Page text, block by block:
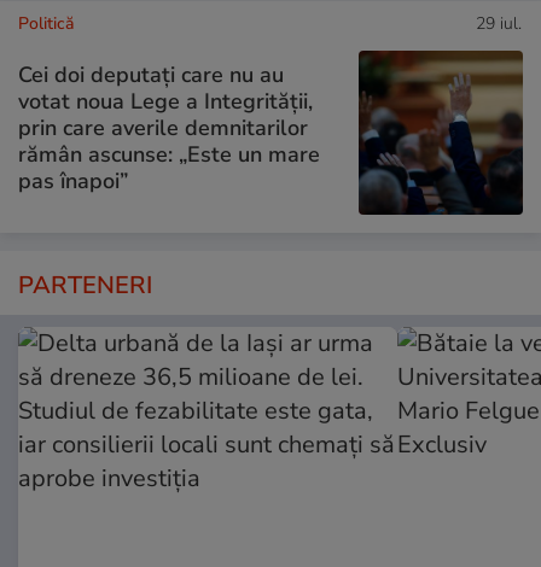
Politică 29 iul.
Cei doi deputați care nu au
votat noua Lege a Integrității,
prin care averile demnitarilor
rămân ascunse: „Este un mare
pas înapoi”
PARTENERI